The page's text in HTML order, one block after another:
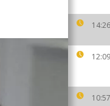
14:26
12:09
10:57